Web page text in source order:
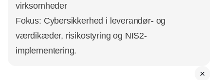
virksomheder
Fokus: Cybersikkerhed i leverandør- og
værdikæder, risikostyring og NIS2-
implementering.